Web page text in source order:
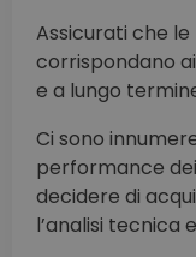
Assicurati che
corrispondano
e a lungo
Ci sono
performance
decidere di
l’analisi tecnica